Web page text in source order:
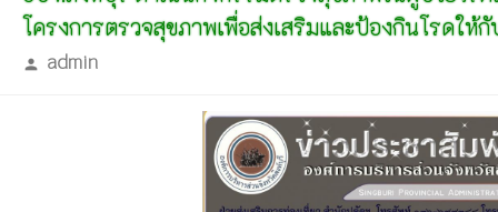
โครงการตรวจสุขภาพเพื่อส่งเสริมและป้องกินโรดใ
person admin